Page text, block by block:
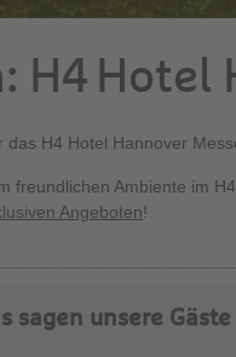
H4 Hotel
H4 Hotel Hannover
freundlichen Ambiente im
Angeboten!
sagen unsere